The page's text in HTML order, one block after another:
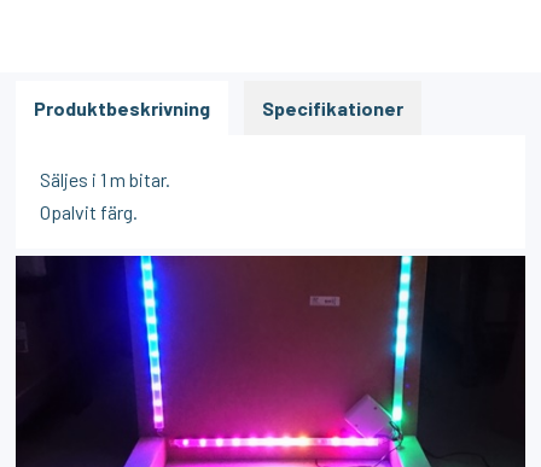
Produktbeskrivning Specifikationer
Säljes i 1 m bitar.
Opalvit färg.